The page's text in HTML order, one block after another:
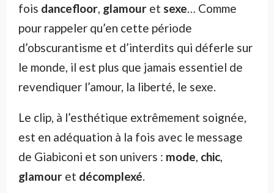
fois dancefloor, glamour et sexe… Comme
pour rappeler qu’en cette période
d’obscurantisme et d’interdits qui déferle sur
le monde, il est plus que jamais essentiel de
revendiquer l’amour, la liberté, le sexe.
Le clip, à l’esthétique extrêmement soignée,
est en adéquation à la fois avec le message
de Giabiconi et son univers : mode, chic,
glamour et décomplexé.